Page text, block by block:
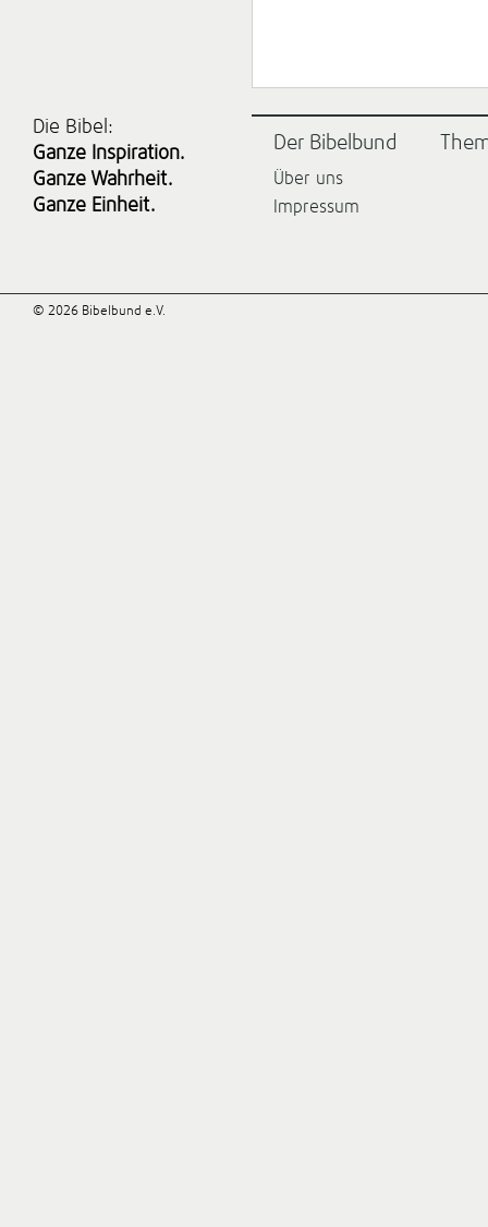
Die Bibel:
Ganze Inspiration.
Ganze Wahrheit.
Ganze Einheit.
Der Bibelbund
Über uns
Impressum
© 2026 Bibelbund e.V.